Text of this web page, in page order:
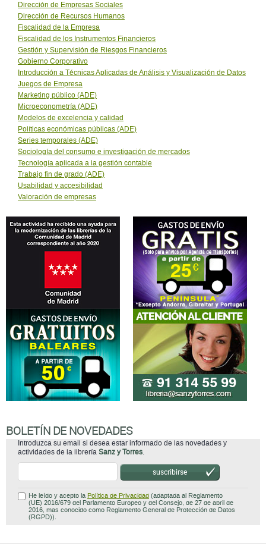
Dirección de Empresas Sociales
Dirección de Recursos Humanos
Fiscalidad de la Empresa
Fiscalidad de los Instrumentos Financieros
Gestión y Supervisión de Riesgos Financieros
Gobierno Corporativo
Introducción a Técnicas Aplicadas de Análisis y Visualización de Datos
Juegos de Empresa
Marketing público (ADE)
Microeconometrí­a (ADE)
Modelos de excelencia y calidad
Políticas económicas públicas (ADE)
Series temporales (ADE)
Sociología del consumo e investigación de mercados
Tecnología aplicada a la gestión contable
Trabajo fin de grado (ADE)
Usabilidad y accesibilidad
Valoración de empresas
BOLETÍN DE NOVEDADES
Introduzca su email si desea estar informado de las novedades y
actividades de la librería Sanz y Torres.
suscribirse
He leído y acepto la Política de Privacidad (adaptada al Reglamento
(UE) 2016/679 del Parlamento Europeo y del Consejo, de 27 de abril de
2016, mas conocido como Reglamento General de Protección de Datos
(RGPD)).